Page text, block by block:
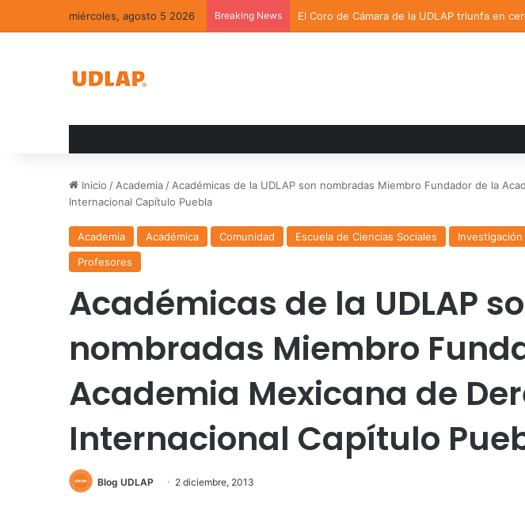
miércoles, agosto 5 2026 Breaking News El Coro de Cámara de la UDLAP triunfa en
Inicio / Academia / Académicas de la UDLAP son nombradas Miembro Fundador de la
Internacional Capítulo Puebla
Academia Académica Comunidad Escuela de Ciencias Sociales Investigación
Profesores
Académicas de la UDLAP
nombradas Miembro
Academia Mexicana de
Internacional Capítulo
Blog UDLAP 2 diciembre, 2013